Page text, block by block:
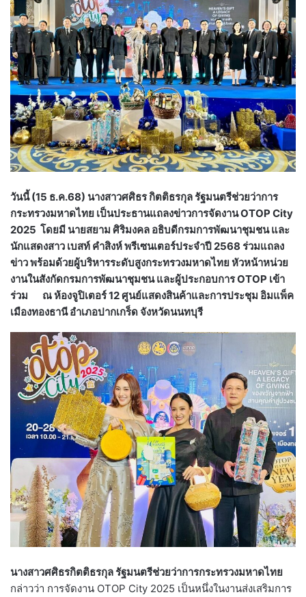
วันนี้ (15 ธ.ค.68) นางสาวศศิธร กิตติธรกุล รัฐมนตรีช่วยว่าการ
กระทรวงมหาดไทย เป็นประธานแถลงข่าวการจัดงาน OTOP City
2025 โดยมี นายสยาม ศิริมงคล อธิบดีกรมการพัฒนาชุมชน และ
นักแสดงสาว เบสท์ คำสิงห์ พรีเซนเตอร์ประจำปี 2568 ร่วมแถลง
ข่าว พร้อมด้วยผู้บริหารระดับสูงกระทรวงมหาดไทย หัวหน้าหน่วย
งานในสังกัดกรมการพัฒนาชุมชน และผู้ประกอบการ OTOP เข้า
ร่วม ณ ห้องจูปิเตอร์ 12 ศูนย์แสดงสินค้าและการประชุม อิมแพ็ค
เมืองทองธานี อำเภอปากเกร็ด จังหวัดนนทบุรี
นางสาวศศิธรกิตติธรกุล รัฐมนตรีช่วยว่าการกระทรวงมหาดไทย
กล่าวว่า การจัดงาน OTOP City 2025 เป็นหนึ่งในงานส่งเสริมการ